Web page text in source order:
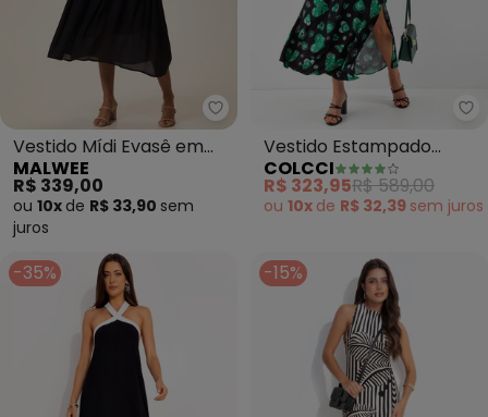
Malwee - Vestido Mídi Evasê
Vestido Mídi Evasê em
Crepe (Preto)
MALWEE
R$ 339,00
ou 10x de R$ 33,90 sem
juros
Vestido Estampado
(Preto)
COLCCI
R$ 323,95R$ 589,00
ou 10x de R$ 32,39 sem juros
-35% -15%